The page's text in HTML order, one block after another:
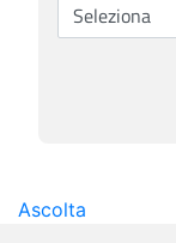
Ascolta